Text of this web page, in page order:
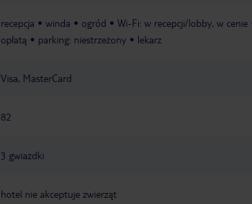
recepcja winda ogród Wi-Fi: w recepcji/lobby, w cenie
opłatą
parking: niestrzeżony lekarz
Visa, MasterCard
82
3 gwiazdki
hotel nie akceptuje zwierząt